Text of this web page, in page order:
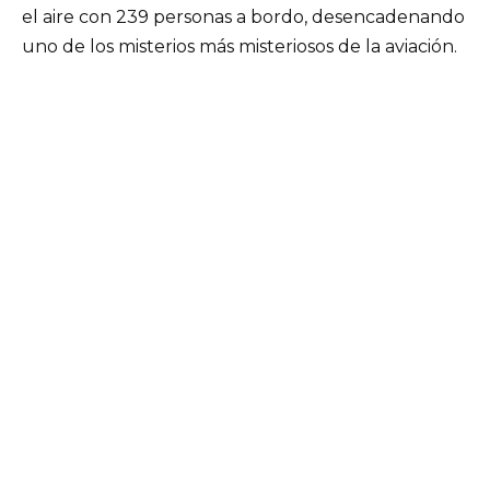
el aire con 239 personas a bordo, desencadenando
uno de los misterios más misteriosos de la aviación.